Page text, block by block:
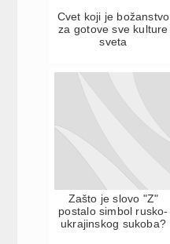
Cvet koji je božanstvo
za gotove sve kulture
sveta
Zašto je slovo "Z"
postalo simbol rusko-
ukrajinskog sukoba?